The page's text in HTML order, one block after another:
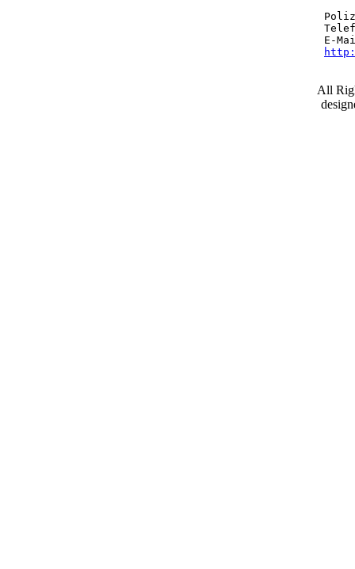
E-
All